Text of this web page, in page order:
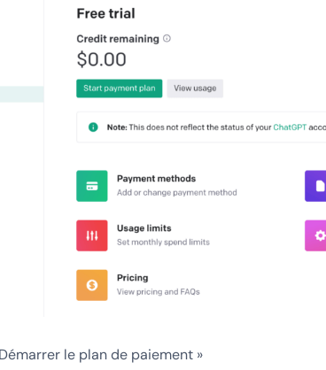
le plan de paiement »